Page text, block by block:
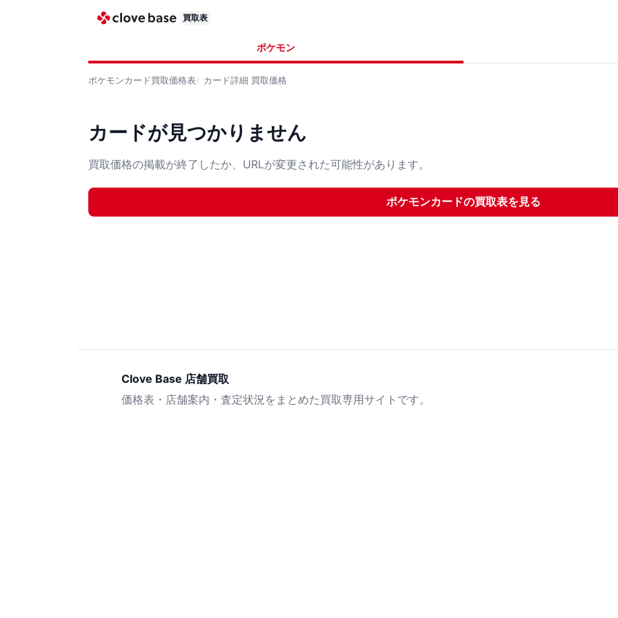
買取表
ポケモン
ポケモンカード買取価格表 カード詳細 買取価格
カードが見つかりません
買取価格の掲載が終了したか、URLが変更された可能性があります。
ポケモンカードの買取表を見る
Clove Base 店舗買取
価格表・店舗案内・査定状況をまとめた買取専用サイトです。